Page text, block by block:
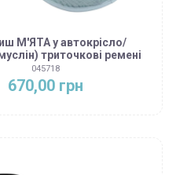
М'ЯТА у автокрісло/
триточкові ремені
045718
670,00 грн